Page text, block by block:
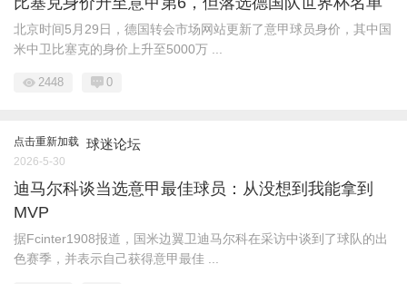
北京时间5月29日，德国转会市场网站更新了意甲球员身价，其中国
米中卫比塞克的身价上升至5000万 ...
2448 0
点击重新加载 球迷论坛
2026-5-30
迪马尔科谈当选意甲最佳球员：从没想到我能拿到
MVP
据Fcinter1908报道，国米边翼卫迪马尔科在采访中谈到了球队的出
色赛季，并表示自己获得意甲最佳 ...